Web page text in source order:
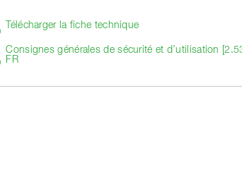
Télécharger la fiche technique
Consignes générales de sécurité et d’utilisation
FR